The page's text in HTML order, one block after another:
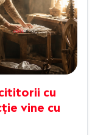
cu
vine cu